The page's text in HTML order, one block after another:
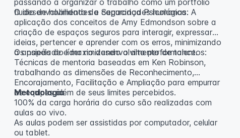
fluido de habilidades e capacidades humanas.
O desenvolvimento da Segurança Psicológica: A
aplicação dos conceitos de Amy Edmondson sobre a
criação de espaços seguros para interagir, expressar
ideias, pertencer e aprender com os erros, minimizando
a ansiedade e maximizando a alta performance.
Os papéis do líder no desenvolvimento de talentos:
Técnicas de mentoria baseadas em Ken Robinson,
trabalhando as dimensões de Reconhecimento,
Encorajamento, Facilitação e Ampliação para empurrar
as equipes além de seus limites percebidos.
Metodologia
100% da carga horária do curso são realizadas com
aulas ao vivo.
As aulas podem ser assistidas por computador, celular
ou tablet.